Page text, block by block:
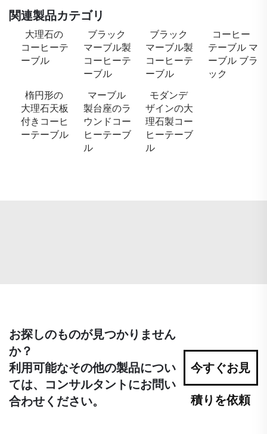
関連製品カテゴリ
大理石の
コーヒーテ
ーブル
ブラック
マーブル製
コーヒーテ
ーブル
ブラック
マーブル製
コーヒーテ
ーブル
コーヒー
テーブル マ
ーブル ブラ
ック
楕円形の
大理石天板
付きコーヒ
ーテーブル
マーブル
製台座のラ
ウンドコー
ヒーテーブ
ル
モダンデ
ザインの大
理石製コー
ヒーテーブ
ル
お探しのものが見つかりません
か？
利用可能なその他の製品につい
ては、コンサルタントにお問い
合わせください。
今すぐお見
積りを依頼